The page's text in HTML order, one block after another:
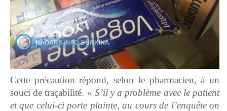
Cette précaution répond, selon le pharmacien, à un
souci de traçabilité. « S’il y a problème avec le patient
et que celui-ci porte plainte, au cours de l’enquête on